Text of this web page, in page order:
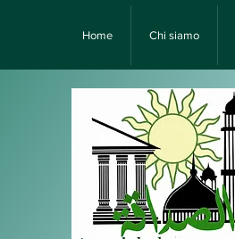
Home Chi siamo